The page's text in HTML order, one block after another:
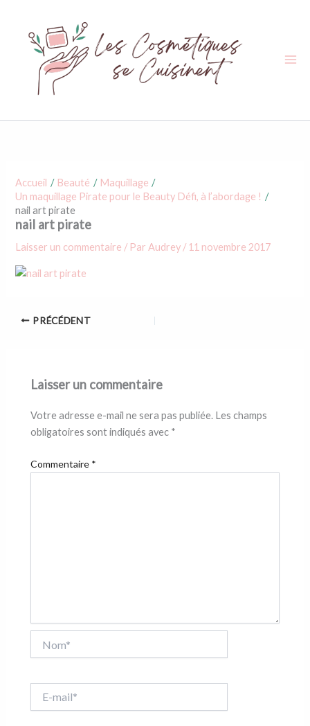
contenu
Accueil Beauté
Maquillage
Un maquillage Pirate pour le Beauty Défi, à l’abordage !
nail art pirate
nail art pirate
Laisser un commentaire / ParAudrey / 11 novembre 2017
PRÉCÉDENT
Laisser un commentaire
Votre adresse e-mail ne sera pas publiée. Les champs
obligatoires sont indiqués avec *
Commentaire *
mail*